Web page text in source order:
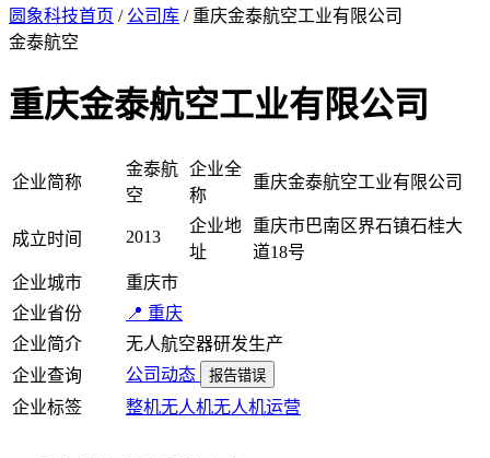
圆象科技首页 / 公司库 / 重庆金泰航空工业有限公司
金泰航空
重庆金泰航空工业有限公司
企业简称
金泰航
空
企业全
称
重庆金泰航空工业有限公司
成立时间 2013
企业地
址
重庆市巴南区界石镇石桂大
道18号
企业城市
重庆市
企业省份
📍 重庆
企业简介
无人航空器研发生产
企业查询
公司动态 报告错误
企业标签 整机无人机无人机运营